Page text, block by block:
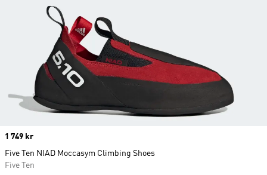
Price
1 749 kr
Five Ten NIAD Moccasym Climbing Shoes
Five Ten